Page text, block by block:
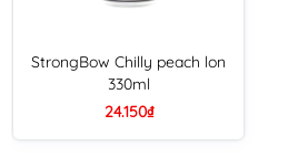
StrongBow Chilly peach lon
330ml
24.150₫